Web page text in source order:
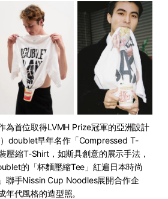
為首位取得LVMH Prize冠軍的亞洲設計
doublet早年名作「Compressed T-
壓縮T-Shirt，如斯具創意的展示手法，
的「杯麵壓縮Tee」紅遍日本時尚
聯手Nissin Cup Noodles展開合作企
代風格的造型照。